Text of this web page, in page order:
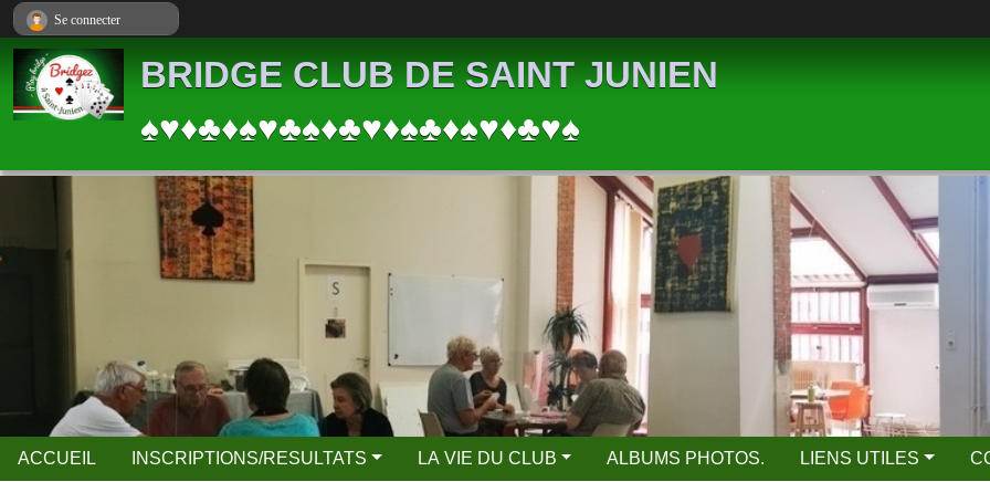
BRIDGE CLUB DE SAINT JUNIEN
♠♥♦♣♦♠♥♣♠♦♣♥♦♠♣♦♠♥♦♣♥♠
ACCUEIL INSCRIPTIONS/RESULTATS LA VIE DU CLUB ALBUMS PHOTOS. LIENS UTILES
Se connecter
Panneau de gestion des cookies